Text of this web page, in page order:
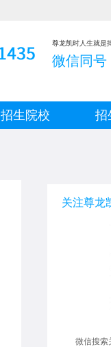
尊龙凯时人生就是
微信同号
招生院校 招
关注尊龙
微信搜索